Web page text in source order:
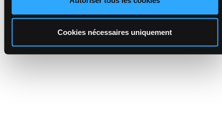
Cookies nécessaires uniquement